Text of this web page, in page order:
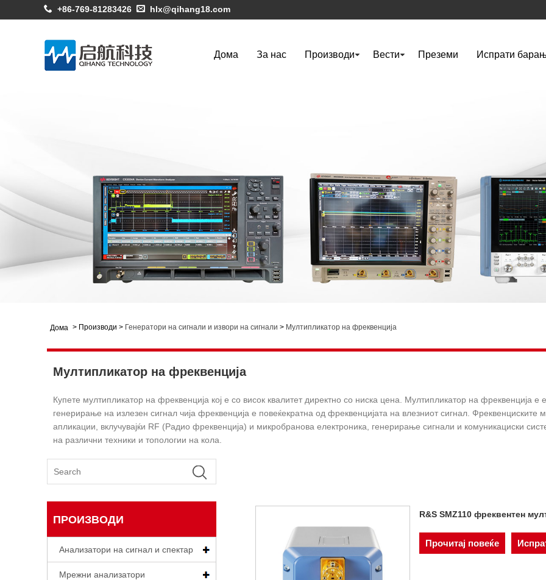
+86-769-81283426 hlx@qihang18.com
Дома За нас Производи Вести Преземи Испрати
Дома > Производи > Генератори на сигнали и извори на сигнали > Мултипликатор на фреквенција
Мултипликатор на фреквенција
Купете мултипликатор на фреквенција кој е со висок квалитет директно со ниска цена. Мултипликатор на фреквенција е
генерирање на излезен сигнал чија фреквенција е повеќекратна од фреквенцијата на влезниот сигнал. Фреквенциските
апликации, вклучувајќи RF (Радио фреквенција) и микробранова електроника, генерирање сигнали и комуникациски
на различни техники и топологии на кола.
ПРОИЗВОДИ
Анализатори на сигнал и спектар
Мрежни анализатори
R&S SMZ110 фреквентен
Прочитај повеќе